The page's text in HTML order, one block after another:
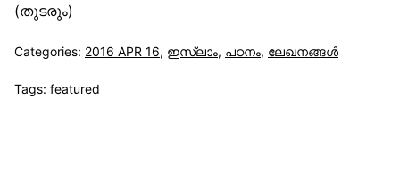
(തുടരും)
Categories: 2016 APR 16, ഇസ്‌ലാം, പഠനം, ലേഖനങ്ങള്‍
Tags: featured